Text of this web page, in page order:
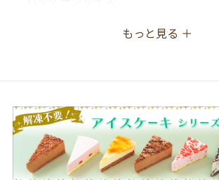
長辺25.0cm×短辺12.0cm×高さ8.0cm
ホイップクリーム（植物油脂、脱脂
（国内製造）、ナパージュ（砂糖、
卵、砂糖、小麦粉、ショートニング
チーズ加工品、レモンスライスシロ
め、加工油脂、レモン果皮シロップ
もっと見る ＋